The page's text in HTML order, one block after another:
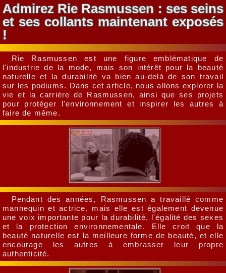
Admirez Rie Rasmussen : ses seins
et ses collants maintenant exposés
!
Rie Rasmussen est une figure emblématique de
l'industrie de la mode, mais son intérêt pour la beauté
naturelle et la durabilité va bien au-delà de son travail
sur les podiums. Dans cet article, nous allons explorer la
vie et la carrière de Rasmussen, ainsi que ses projets
pour protéger l'environnement et inspirer les autres à
faire de même.
Pendant des années, Rasmussen a travaillé comme
mannequin et actrice, mais elle est également devenue
une voix importante pour la durabilité, l'égalité des sexes
et la protection environnementale. Elle croit que la
beauté naturelle est la meilleure forme de beauté, et elle
encourage les autres à embrasser leur propre
authenticité.